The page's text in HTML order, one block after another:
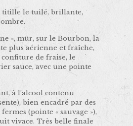
titille le tuilé, brillante,
», mûr, sur le Bourbon, la
plus aérienne et fraîche,
de fraise, le
sauce, avec une pointe
à l’alcool contenu
bien encadré par des
(pointe « sauvage »),
vivace. Très belle finale